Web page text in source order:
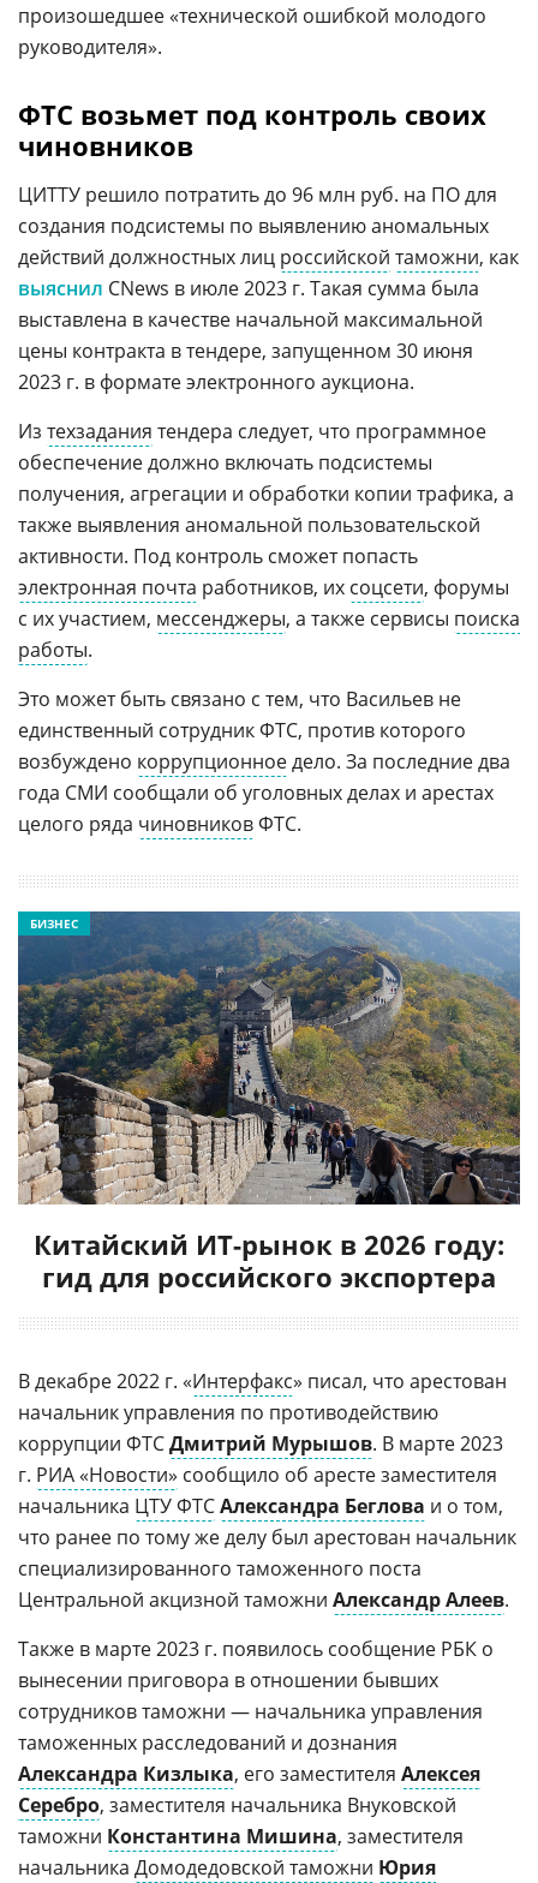
произошедшее «технической ошибкой молодого
руководителя».
ФТС возьмет под контроль своих
чиновников
ЦИТТУ решило потратить до 96 млн руб. на ПО для
создания подсистемы по выявлению аномальных
действий должностных лиц российской таможни, как
выяснил CNews в июле 2023 г. Такая сумма была
выставлена в качестве начальной максимальной
цены контракта в тендере, запущенном 30 июня
2023 г. в формате электронного аукциона.
Из техзадания тендера следует, что программное
обеспечение должно включать подсистемы
получения, агрегации и обработки копии трафика, а
также выявления аномальной пользовательской
активности. Под контроль сможет попасть
электронная почта работников, их соцсети, форумы
с их участием, мессенджеры, а также сервисы поиска
работы.
Это может быть связано с тем, что Васильев не
единственный сотрудник ФТС, против которого
возбуждено коррупционноедело. За последние два
года СМИ сообщали об уголовных делах и арестах
целого ряда чиновниковФТС.
Китайский ИТ-рынок в 2026 году:
гид для российского экспортера
БИЗНЕС
В декабре 2022 г. «Интерфакс» писал, что арестован
начальник управления по противодействию
коррупции ФТСДмитрий Мурышов. В марте 2023
г. РИА «Новости» сообщило об аресте заместителя
начальника ЦТУ ФТСАлександра Беглова и о том,
что ранее по тому же делу был арестован начальник
специализированного таможенного поста
Центральной акцизной таможни Александр Алеев.
Также в марте 2023 г. появилось сообщение РБК о
вынесении приговора в отношении бывших
сотрудников таможни — начальника управления
таможенных расследований и дознания
Александра Кизлыка, его заместителя Алексея
Серебро, заместителя начальника Внуковской
таможни Константина Мишина, заместителя
начальника Домодедовской таможни Юрия